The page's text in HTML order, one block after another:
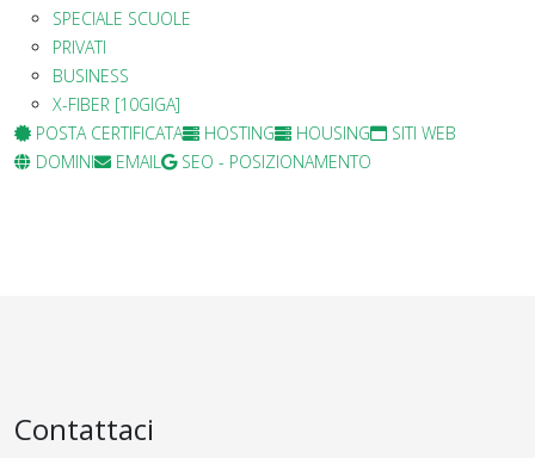
SPECIALE SCUOLE
PRIVATI
BUSINESS
X-FIBER [10GIGA]
POSTA CERTIFICATA HOSTING HOUSING
SITI WEB
DOMINI
EMAIL SEO - POSIZIONAMENTO
Contattaci